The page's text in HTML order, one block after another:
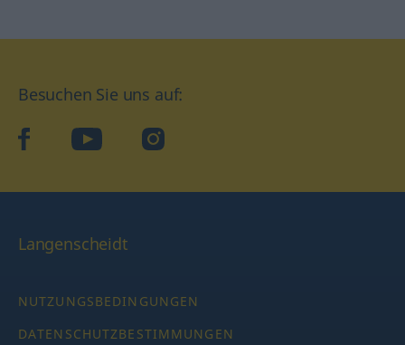
Besuchen Sie uns auf:
facebookYouTube Instagram
Langenscheidt
NUTZUNGSBEDINGUNGEN
DATENSCHUTZBESTIMMUNGEN